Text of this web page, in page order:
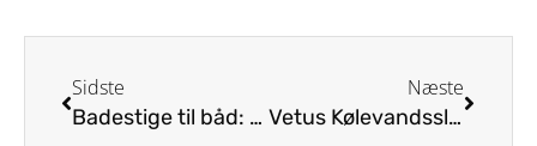
Sidste
Badestige til båd: Find den rigtige løsning
Næste
Vetus Kølevandsslange: Effektiv Køling til Både